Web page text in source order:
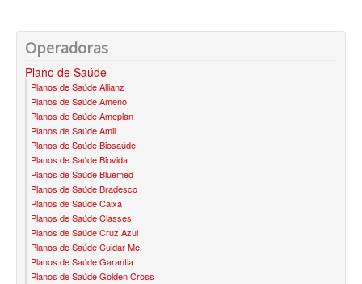
BLUE MED PLANO DE SAÚDE FAMILIAR
BIOVIDA PLANO DE SAÚDE FAMILIAR
CRUZ AZUL PLANO DE SAÚDE FAMILIAR
CUIDAR ME PLANO DE SAÚDE FAMILIAR
GNDI PLANO DE SAÚDE FAMILIAR
GARANTIA GS PLANO DE SAÚDE FAMILIAR
INTERCLINICAS PLANO DE SAÚDE FAMILIAR
Operadoras
Plano de Saúde
Planos de Saúde Allianz
Planos de Saúde Ameno
Planos de Saúde Ameplan
Planos de Saúde Amil
Planos de Saúde Biosaúde
Planos de Saúde Biovida
Planos de Saúde Bluemed
Planos de Saúde Bradesco
Planos de Saúde Caixa
Planos de Saúde Classes
Planos de Saúde Cruz Azul
Planos de Saúde Cuidar Me
Planos de Saúde Garantia
Planos de Saúde Golden Cross